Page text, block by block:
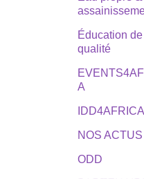
Éducation de
qualité
A
NOS ACTUS
ODD